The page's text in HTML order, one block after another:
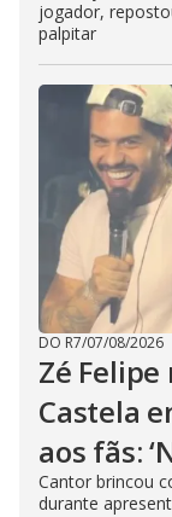
jogador,
palpitar
DO R7/07/08/2026
Zé
Castela
aos fãs:
Cantor brincou
durante